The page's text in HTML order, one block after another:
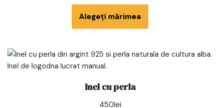
Alegeți mărimea
Inel cu perla
450lei